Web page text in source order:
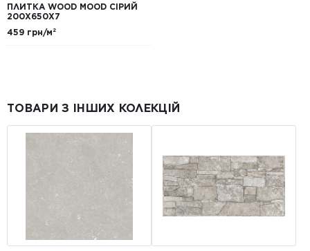
ПЛИТКА WOOD MOOD СІРИЙ
200X650X7
459 грн/м²
ТОВАРИ З ІНШИХ КОЛЕКЦІЙ